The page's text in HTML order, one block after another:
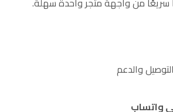
والدعم
واتساب